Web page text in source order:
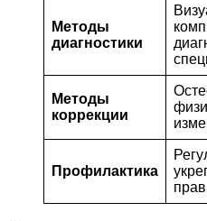
Методы
диагностики
Методы
коррекции
Профилактика